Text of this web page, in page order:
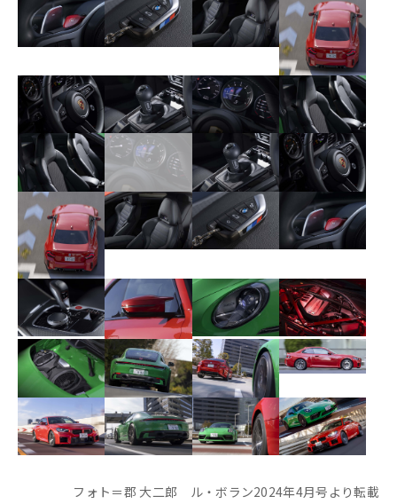
フォト＝郡 大二郎 ル・ボラン2024年4月号より転載